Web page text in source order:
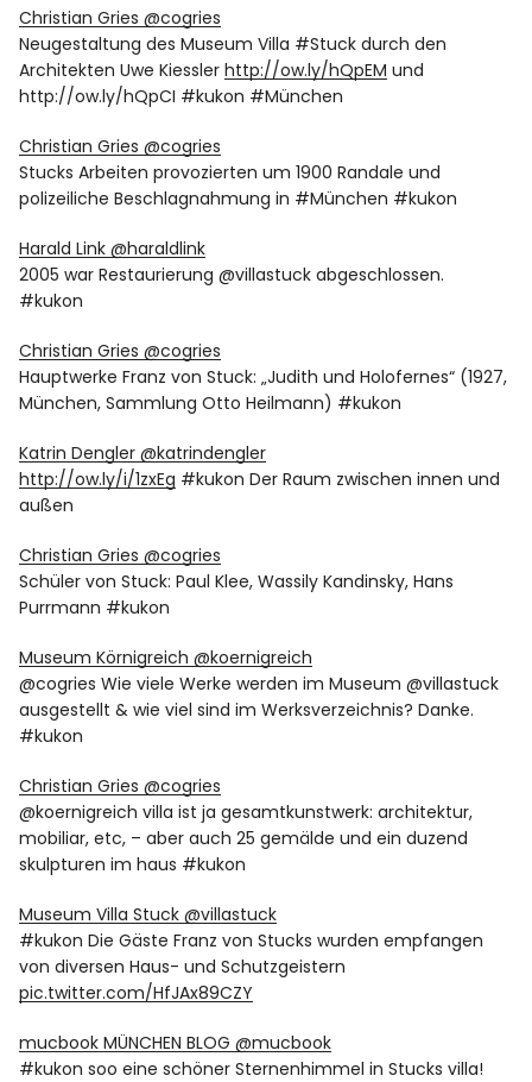
Christian Gries ‏@cogries
Neugestaltung des Museum Villa #Stuck durch den
Architekten Uwe Kiesslerhttp://ow.ly/hQpEM und
http://ow.ly/hQpCI #kukon #München
Christian Gries ‏@cogries
Stucks Arbeiten provozierten um 1900 Randale und
polizeiliche Beschlagnahmung in #München #kukon
Harald Link ‏@haraldlink
2005 war Restaurierung @villastuck abgeschlossen.
#kukon
Christian Gries ‏@cogries
Hauptwerke Franz von Stuck: „Judith und Holofernes“ (1927,
München, Sammlung Otto Heilmann) #kukon
Katrin Dengler ‏@katrindengler
http://ow.ly/i/1zxEg #kukon Der Raum zwischen innen und
außen
Christian Gries ‏@cogries
Schüler von Stuck: Paul Klee, Wassily Kandinsky, Hans
Purrmann #kukon
Museum Körnigreich ‏@koernigreich
@cogries Wie viele Werke werden im Museum @villastuck
ausgestellt & wie viel sind im Werksverzeichnis? Danke.
#kukon
Christian Gries ‏@cogries
@koernigreich villa ist ja gesamtkunstwerk: architektur,
mobiliar, etc, – aber auch 25 gemälde und ein duzend
skulpturen im haus #kukon
Museum Villa Stuck ‏@villastuck
#kukon Die Gäste Franz von Stucks wurden empfangen
von diversen Haus- und Schutzgeistern
pic.twitter.com/HfJAx89CZY
mucbook MÜNCHEN BLOG ‏@mucbook
#kukon soo eine schöner Sternenhimmel in Stucks villa!